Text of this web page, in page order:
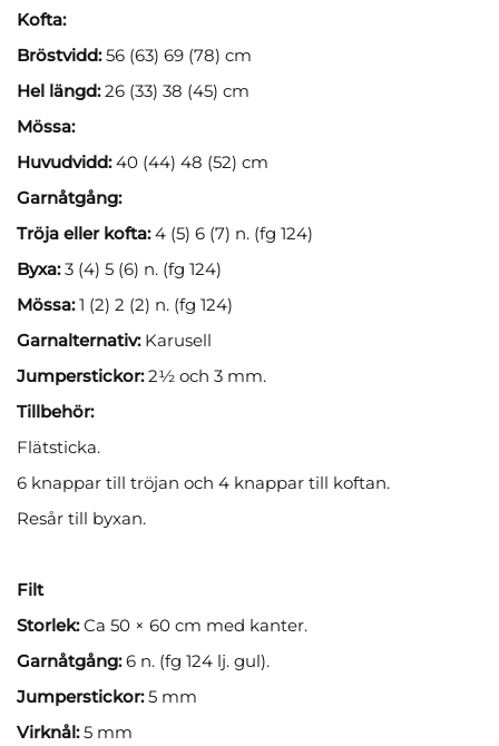
Kofta:
Bröstvidd:56 (63) 69 (78) cm
Hel längd:26 (33) 38 (45) cm
Mössa:
Huvudvidd:40 (44) 48 (52) cm
Garnåtgång:
Tröja eller kofta:4 (5) 6 (7) n. (fg 124)
Byxa:3 (4) 5 (6) n. (fg 124)
Mössa:1 (2) 2 (2) n. (fg 124)
Garnalternativ:Karusell
Jumperstickor:2½ och 3 mm.
Tillbehör:
Flätsticka.
6 knappar till tröjan och 4 knappar till koftan.
Resår till byxan.
Filt
Storlek:Ca 50 × 60 cm med kanter.
Garnåtgång:6 n. (fg 124 lj. gul).
Jumperstickor:5 mm
Virknål:5 mm